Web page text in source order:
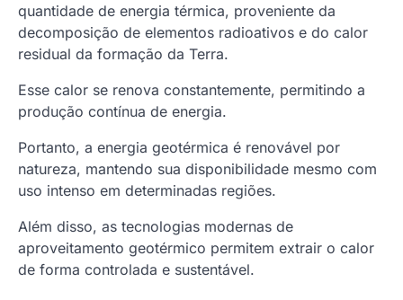
quantidade de energia térmica, proveniente da
decomposição de elementos radioativos e do calor
residual da formação da Terra.
Esse calor se renova constantemente, permitindo a
produção contínua de energia.
Portanto, a energia geotérmica é renovável por
natureza, mantendo sua disponibilidade mesmo com
uso intenso em determinadas regiões.
Além disso, as tecnologias modernas de
aproveitamento geotérmico permitem extrair o calor
de forma controlada e sustentável.